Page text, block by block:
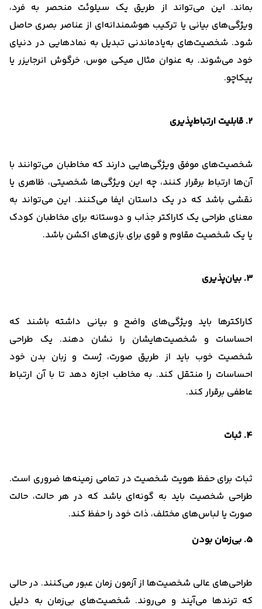
بماند. این می‌تواند از طریق یک سیلوئت منحصر به فرد،
ویژگی‌های بیانی یا ترکیب هوشمندانه‌ای از عناصر بصری حاصل
شود. شخصیت‌های به‌یادماندنی تبدیل به نمادهایی در دنیای
خود می‌شوند. به عنوان مثال میکی موس، خرگوش انرجایزر یا
پیکاچو.
2. قابلیت ارتباط‌پذیری
شخصیت‌های موفق ویژگی‌هایی دارند که مخاطبان می‌توانند با
آن‌ها ارتباط برقرار کنند، چه این ویژگی‌ها شخصیتی، ظاهری یا
نقشی باشد که در یک داستان ایفا می‌کنند. این می‌تواند به
معنای طراحی یک کاراکتر جذاب و دوستانه برای مخاطبان کودک
یا یک شخصیت مقاوم و قوی برای بازی‌های اکشن باشد.
3. بیان‌پذیری
کاراکترها باید ویژگی‌های واضح و بیانی داشته باشند که
احساسات و شخصیت‌هایشان را نشان دهند. یک طراحی
شخصیت خوب باید از طریق صورت، ژست و زبان بدن خود
احساسات را منتقل کند. به مخاطب اجازه دهد تا با آن ارتباط
عاطفی برقرار کند.
4. ثبات
ثبات برای حفظ هویت شخصیت در تمامی زمینه‌ها ضروری است.
طراحی شخصیت باید به گونه‌ای باشد که در هر حالت، حالت
صورت یا لباس‌های مختلف، ذات خود را حفظ کند.
5. بی‌زمان بودن
طراحی‌های عالی شخصیت‌ها از آزمون زمان عبور می‌کنند. در حالی
که ترندها می‌آیند و می‌روند. شخصیت‌های بی‌زمان به دلیل